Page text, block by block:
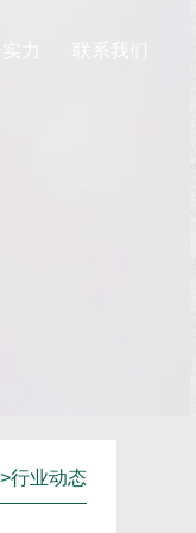
力 联系我们
>行业动态